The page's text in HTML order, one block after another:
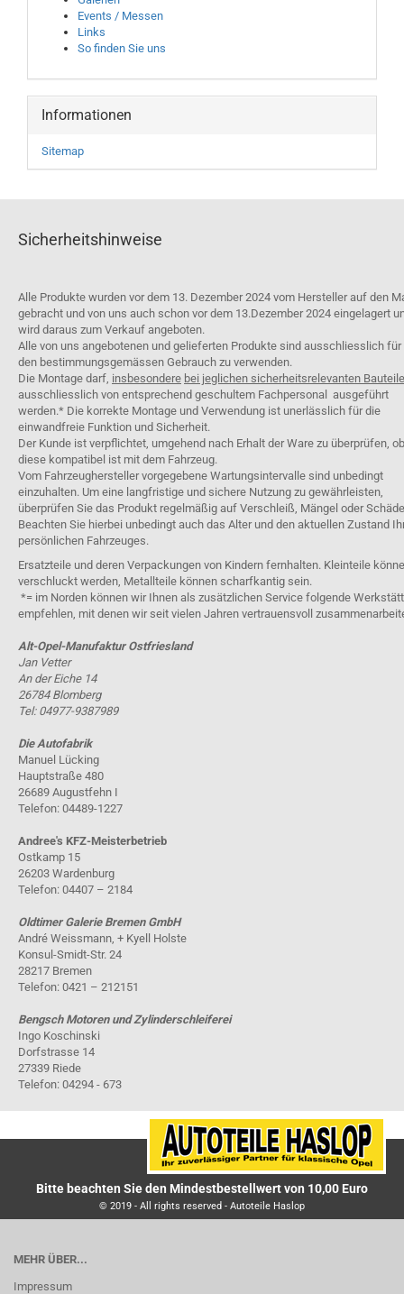
Events / Messen
Links
So finden Sie uns
Informationen
Sitemap
Sicherheitshinweise
Alle Produkte wurden vor dem 13. Dezember 2024 vom Hersteller auf den
gebracht und von uns auch schon vor dem 13.Dezember 2024 eingelagert
wird daraus zum Verkauf angeboten.
Alle von uns angebotenen und gelieferten Produkte sind ausschliesslich für
den bestimmungsgemässen Gebrauch zu verwenden.
Die Montage darf, insbesondere bei jeglichen sicherheitsrelevanten
ausschliesslich von entsprechend geschultem Fachpersonal ausgeführt
werden.* Die korrekte Montage und Verwendung ist unerlässlich für die
einwandfreie Funktion und Sicherheit.
Der Kunde ist verpflichtet, umgehend nach Erhalt der Ware zu überprüfen, ob
diese kompatibel ist mit dem Fahrzeug.
Vom Fahrzeughersteller vorgegebene Wartungsintervalle sind unbedingt
einzuhalten. Um eine langfristige und sichere Nutzung zu gewährleisten,
überprüfen Sie das Produkt regelmäßig auf Verschleiß, Mängel oder
Beachten Sie hierbei unbedingt auch das Alter und den aktuellen Zustand
persönlichen Fahrzeuges.
Ersatzteile und deren Verpackungen von Kindern fernhalten. Kleinteile
verschluckt werden, Metallteile können scharfkantig sein.
*= im Norden können wir Ihnen als zusätzlichen Service folgende
empfehlen, mit denen wir seit vielen Jahren vertrauensvoll
Alt-Opel-Manufaktur Ostfriesland
Jan Vetter
An der Eiche 14
26784 Blomberg
Tel: 04977-9387989
Die Autofabrik
Manuel Lücking
Hauptstraße 480
26689 Augustfehn I
Telefon: 04489-1227
Andree's KFZ-Meisterbetrieb
Ostkamp 15
26203 Wardenburg
Telefon: 04407 – 2184
Oldtimer Galerie Bremen GmbH
André Weissmann, + Kyell Holste
Konsul-Smidt-Str. 24
28217 Bremen
Telefon: 0421 – 212151
Bengsch Motoren und Zylinderschleiferei
Ingo Koschinski
Dorfstrasse 14
27339 Riede
Telefon: 04294 - 673
Bitte beachten Sie den Mindestbestellwert von 10,00 Euro
© 2019 - All rights reserved - Autoteile Haslop
MEHR ÜBER...
Impressum